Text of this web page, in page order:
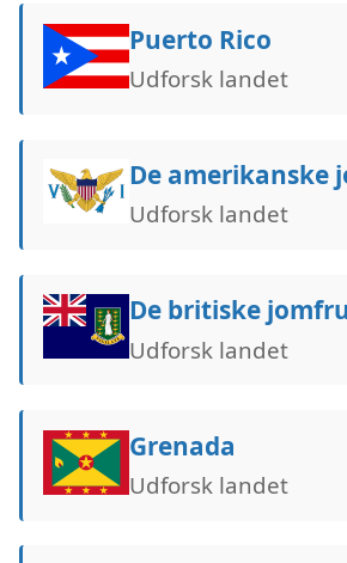
Puerto Rico
Udforsk landet
De amerikanske
Udforsk landet
De britiske
Udforsk landet
Grenada
Udforsk landet